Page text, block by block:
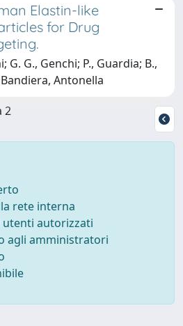
Elastin-like
for Drug
G. G., Genchi; P., Guardia; B.,
Antonella
2
rete interna
autorizzati
agli amministratori